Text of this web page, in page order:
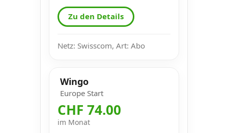
Zu den Details
Netz: Swisscom, Art: Abo
Wingo
Europe Start
CHF 74.00
im Monat